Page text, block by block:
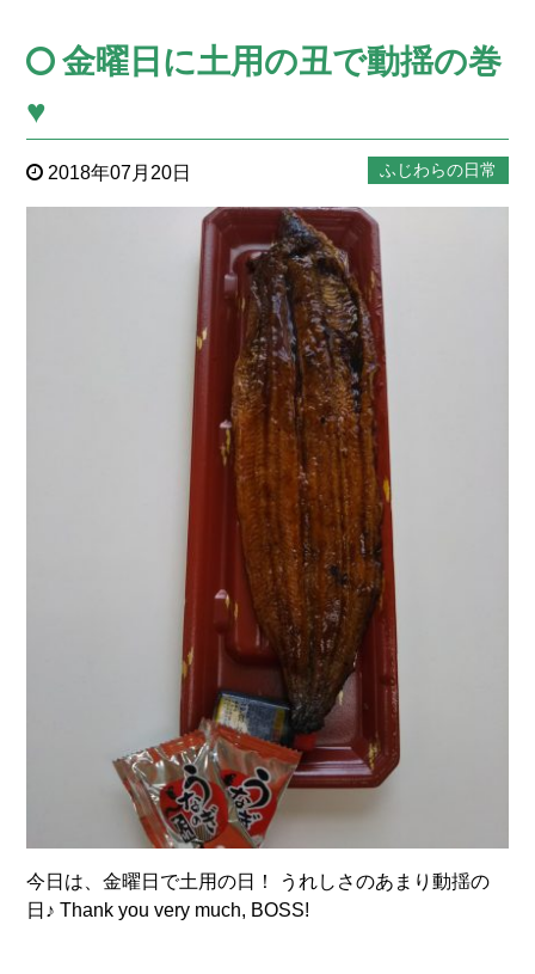
金曜日に土用の丑で動揺の巻
♥
2018年07月20日 ふじわらの日常
今日は、金曜日で土用の日！ うれしさのあまり動揺の
日♪ Thank you very much, BOSS!